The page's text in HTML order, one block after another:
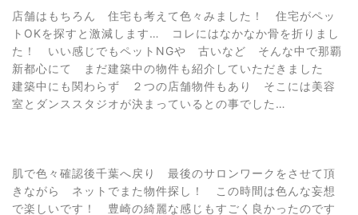
店舗はもちろん 住宅も考えて色々みました！ 住宅がペッ
トOKを探すと激減します… コレにはなかなか骨を折りまし
た！ いい感じでもペットNGや 古いなど そんな中で那覇
新都心にて まだ建築中の物件も紹介していただきました
建築中にも関わらず ２つの店舗物件もあり そこには美容
室とダンススタジオが決まっているとの事でした…
肌で色々確認後千葉へ戻り 最後のサロンワークをさせて頂
きながら ネットでまた物件探し！ この時間は色んな妄想
で楽しいです！ 豊崎の綺麗な感じもすごく良かったのです